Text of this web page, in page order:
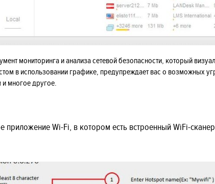
мониторинга и анализа сетевой безопасности, который
в использовании графике, предупреждает вас о возможных
многое другое.
приложение Wi-Fi, в котором есть встроенный WiFi-